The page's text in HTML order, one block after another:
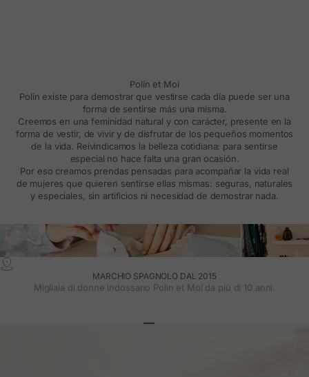
Polín et Moi
Polín existe para demostrar que vestirse cada día puede ser una
forma de sentirse más una misma.
Creemos en una feminidad natural y con carácter, presente en la
forma de vestir, de vivir y de disfrutar de los pequeños momentos
de la vida. Reivindicamos la belleza cotidiana: para sentirse
especial no hace falta una gran ocasión.
Por eso creamos prendas pensadas para acompañar la vida real
de mujeres que quieren sentirse ellas mismas: seguras, naturales
y especiales, sin artificios ni necesidad de demostrar nada.
MARCHIO SPAGNOLO DAL 2015
Migliaia di donne indossano Polin et Moi da più di 10 anni.